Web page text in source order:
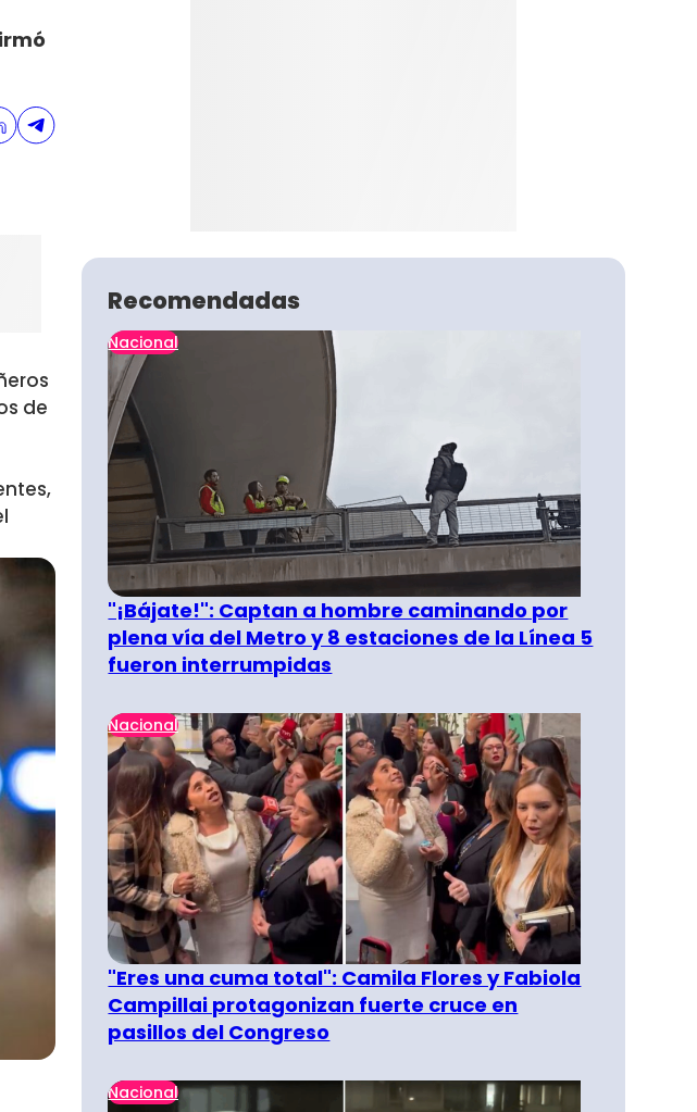
de
Recomendadas
Nacional
"¡Bájate!": Captan a hombre caminando por
plena vía del Metro y 8 estaciones de la Línea 5
fueron interrumpidas
Nacional
"Eres una cuma total": Camila Flores y Fabiola
Campillai protagonizan fuerte cruce en
pasillos del Congreso
Nacional